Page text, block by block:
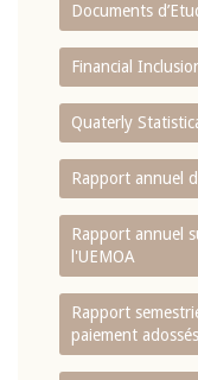
Documents
Financial
Quaterly
Rapport annuel
Rapport annuel
l'UEMOA
Rapport
paiement